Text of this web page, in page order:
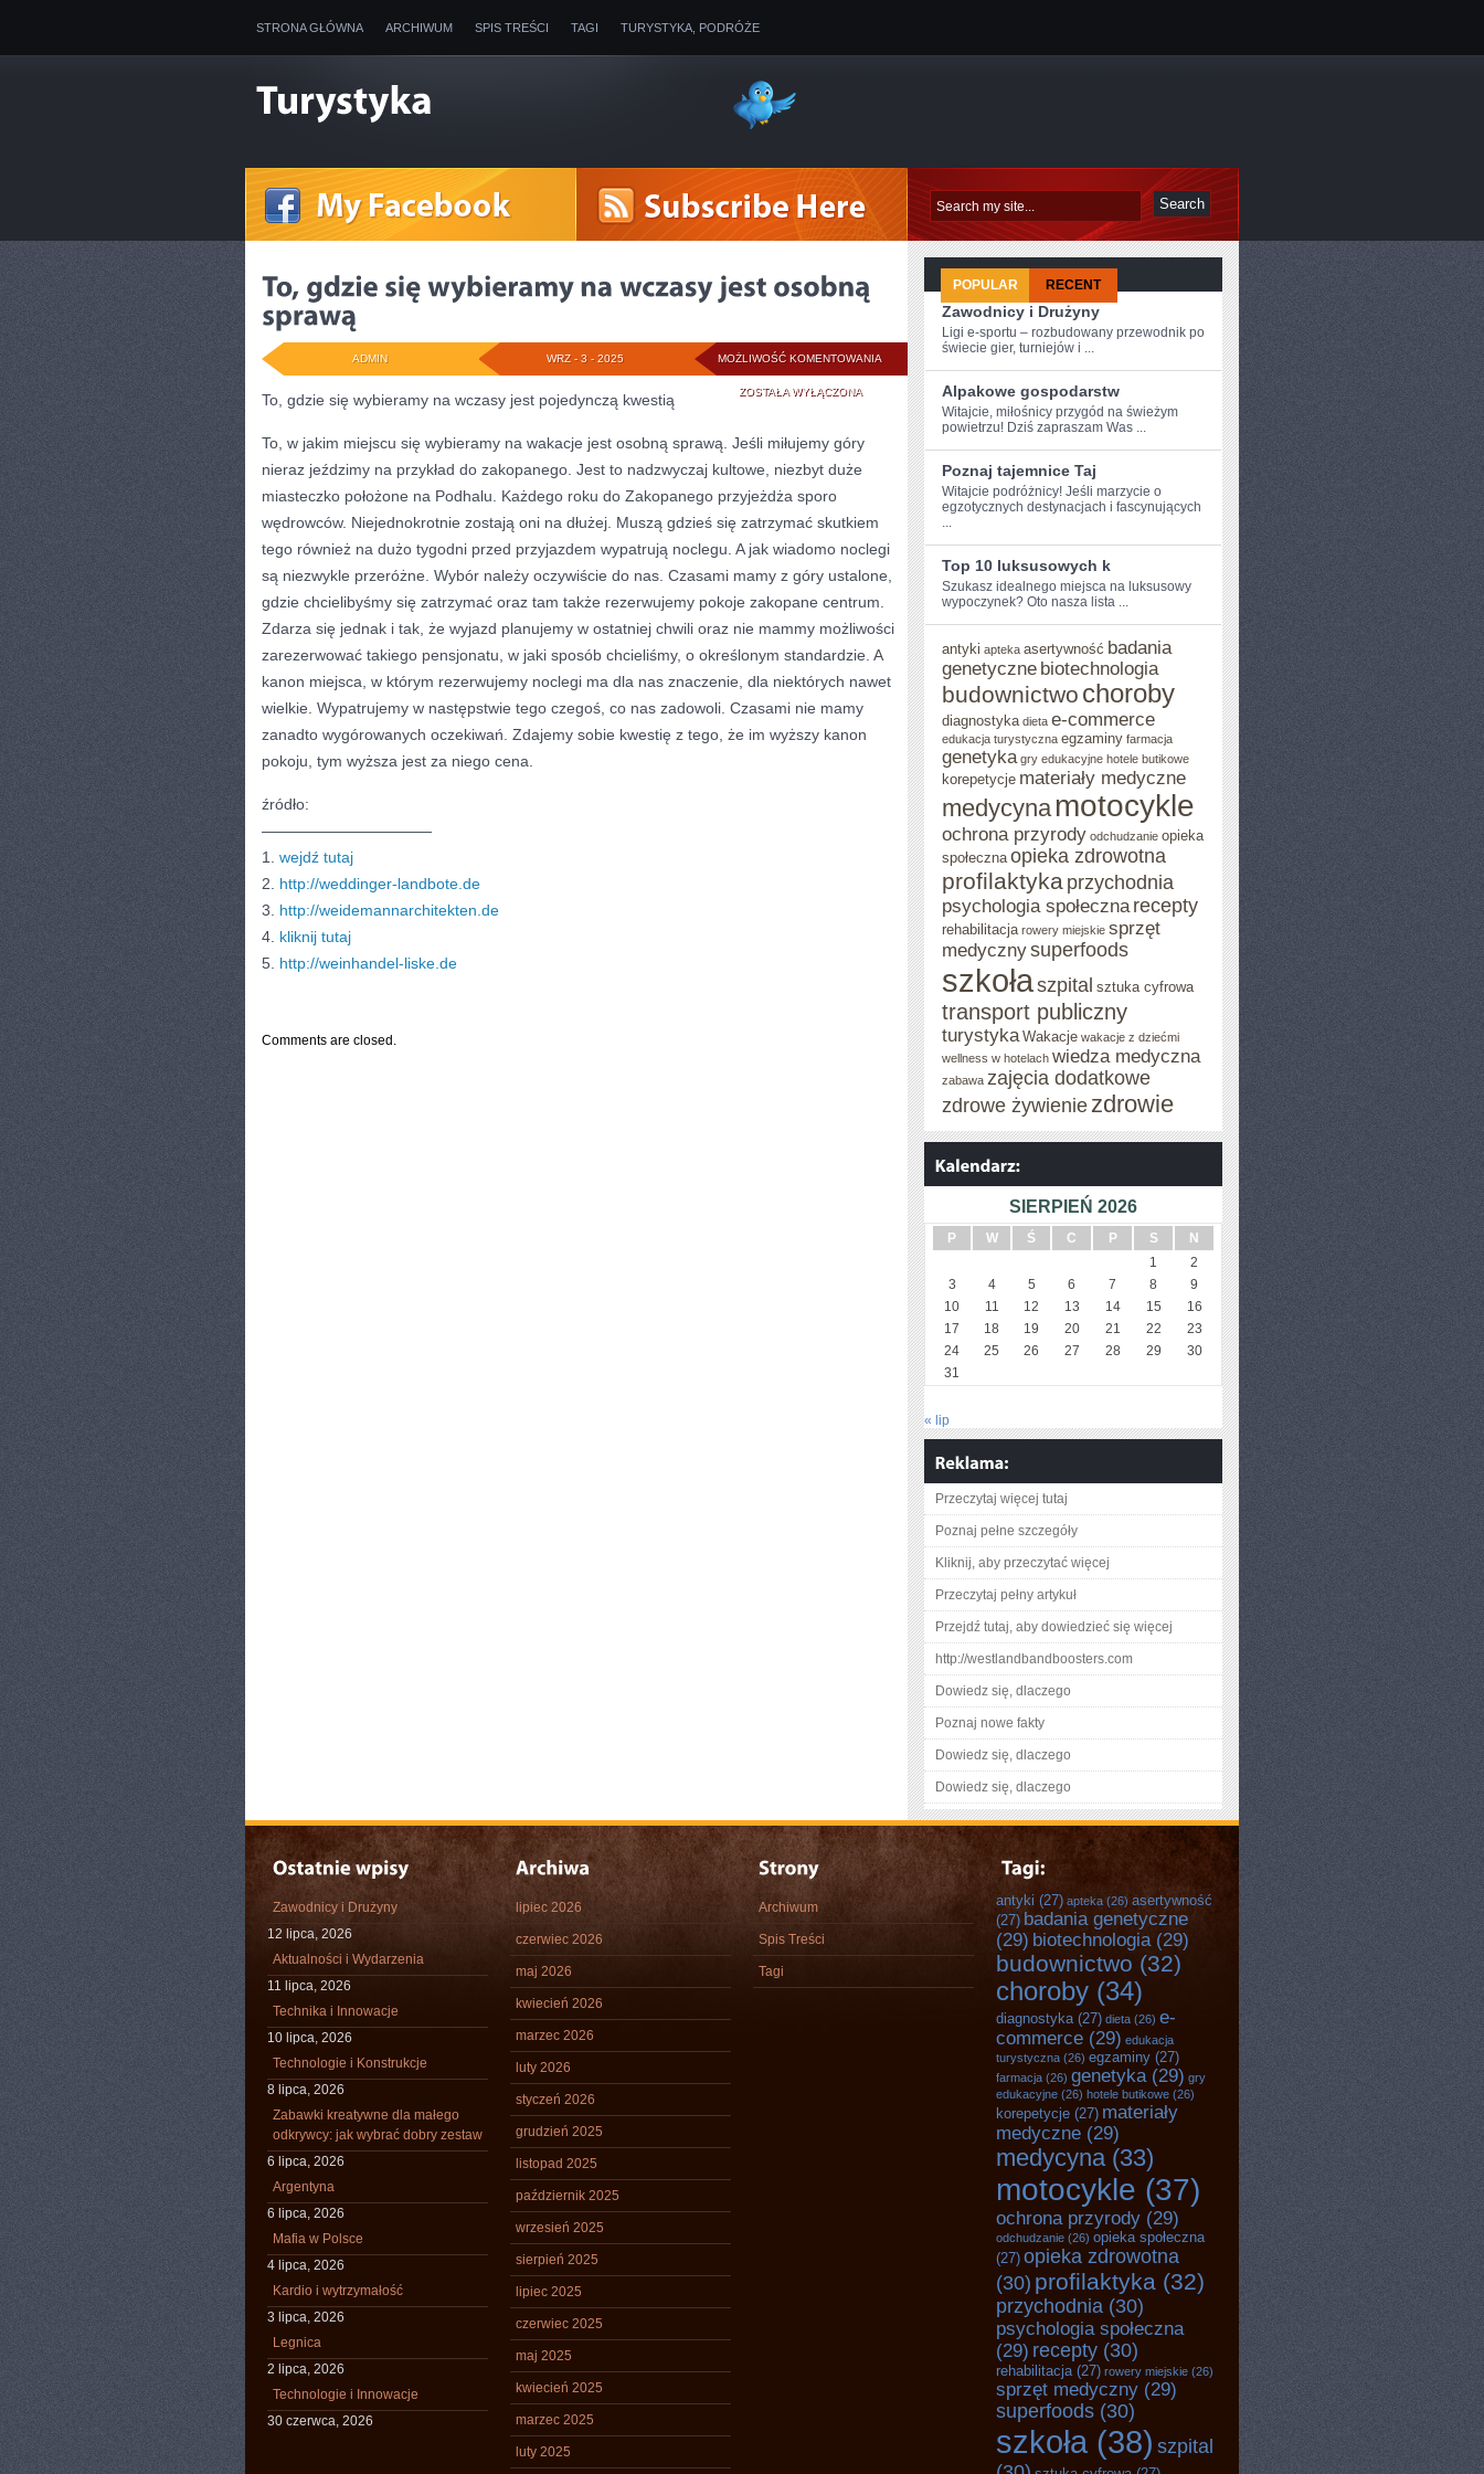
STRONA GŁÓWNA ARCHIWUM SPIS TREŚCI TAGI TURYSTYKA, PODRÓŻE
MOŻLIWOŚĆ KOMENTOWANIA
GDZIE
WYBIERAMY
WCZASY
JEST
OSOBNĄ
SPRAWĄ
ZOSTAŁA WYŁĄCZONA
WRZ - 3 - 2025
ADMIN
To, gdzie się wybieramy na wczasy jest pojedynczą kwestią
To, w jakim miejscu się wybieramy na wakacje jest osobną sprawą. Jeśli miłujemy góry
nieraz jeździmy na przykład do zakopanego. Jest to nadzwyczaj kultowe, niezbyt duże
miasteczko położone na Podhalu. Każdego roku do Zakopanego przyjeżdża sporo
wędrowców. Niejednokrotnie zostają oni na dłużej. Muszą gdzieś się zatrzymać skutkiem
tego również na dużo tygodni przed przyjazdem wypatrują noclegu. A jak wiadomo noclegi
są niezwykle przeróżne. Wybór należy oczywiście do nas. Czasami mamy z góry ustalone,
gdzie chcielibyśmy się zatrzymać oraz tam także rezerwujemy pokoje zakopane centrum.
Zdarza się jednak i tak, że wyjazd planujemy w ostatniej chwili oraz nie mammy możliwości
zarezerwować takiego pensjonatu, w jaki sposób chcieliśmy, o określonym standardzie. A
kanon miejsca, w którym rezerwujemy noclegi ma dla nas znaczenie, dla niektórych nawet
wielkie. Wypatrujemy w następstwie tego czegoś, co nas zadowoli. Czasami nie mamy
zanadto wygórowanych oczekiwań. Zdajemy sobie kwestię z tego, że im wyższy kanon
pokoju, tym wyższa jest za niego cena.
źródło:
———————————
1. wejdź tutaj
2. http://weddinger-landbote.de
3. http://weidemannarchitekten.de
4. kliknij tutaj
5. http://weinhandel-liske.de
Comments are closed.
POPULAR RECENT
Zawodnicy i Drużyny
Ligi e-sportu – rozbudowany przewodnik po
świecie gier, turniejów i ...
Alpakowe gospodarstw
Witajcie, miłośnicy przygód na świeżym
powietrzu! Dziś⁢ zapraszam Was ...
Poznaj tajemnice Taj
Witajcie ⁤podróżnicy! Jeśli marzycie ⁣o
egzotycznych destynacjach i ‍fascynujących
...
Top 10 luksusowych k
Szukasz⁢ idealnego miejsca na luksusowy
wypoczynek? Oto nasza lista ...
antyki apteka asertywność badania
genetyczne biotechnologia
budownictwo choroby
diagnostyka dieta e-commerce
edukacja turystyczna egzaminy farmacja
genetyka gry edukacyjne hotele butikowe
korepetycje materiały medyczne
medycyna motocykle
ochrona przyrody odchudzanie opieka
społeczna opieka zdrowotna
profilaktyka przychodnia
psychologia społeczna recepty
rehabilitacja rowery miejskie sprzęt
medycznysuperfoods
szkołaszpital sztuka cyfrowa
transport publiczny
turystyka Wakacje wakacje z dziećmi
wellness w hotelach wiedza medyczna
zabawa zajęcia dodatkowe
zdrowe żywienie zdrowie
SIERPIEŃ 2026
P W Ś C P S
N
1
2
3
4 5 6 7 8
9
10
11 12 13 14 15
16
17
18 19 20 21 22
23
24
25 26 27 28 29
30
31
« lip
Przeczytaj więcej tutaj
Poznaj pełne szczegóły
Kliknij, aby przeczytać więcej
Przeczytaj pełny artykuł
Przejdź tutaj, aby dowiedzieć się więcej
http://westlandbandboosters.com
Dowiedz się, dlaczego
Poznaj nowe fakty
Dowiedz się, dlaczego
Dowiedz się, dlaczego
Zawodnicy i Drużyny
12 lipca, 2026
Aktualności i Wydarzenia
11 lipca, 2026
Technika i Innowacje
10 lipca, 2026
Technologie i Konstrukcje
8 lipca, 2026
Zabawki kreatywne dla małego
odkrywcy: jak wybrać dobry zestaw
6 lipca, 2026
Argentyna
6 lipca, 2026
Mafia w Polsce
4 lipca, 2026
Kardio i wytrzymałość
3 lipca, 2026
Legnica
2 lipca, 2026
Technologie i Innowacje
30 czerwca, 2026
lipiec 2026
czerwiec 2026
maj 2026
kwiecień 2026
marzec 2026
luty 2026
styczeń 2026
grudzień 2025
listopad 2025
październik 2025
wrzesień 2025
sierpień 2025
lipiec 2025
czerwiec 2025
maj 2025
kwiecień 2025
marzec 2025
luty 2025
Archiwum
Spis Treści
Tagi
antyki (27) apteka (26) asertywność
(27) badania genetyczne
(29) biotechnologia (29)
budownictwo (32)
choroby (34)
diagnostyka(27) dieta (26) e-
commerce (29) edukacja
turystyczna (26) egzaminy (27)
farmacja (26) genetyka (29) gry
edukacyjne (26) hotele butikowe (26)
korepetycje (27) materiały
medyczne (29)
medycyna(33)
motocykle (37)
ochrona przyrody (29)
odchudzanie (26) opieka społeczna
(27) opieka zdrowotna
(30) profilaktyka (32)
przychodnia (30)
psychologia społeczna
(29) recepty (30)
rehabilitacja(27) rowery miejskie (26)
sprzęt medyczny (29)
superfoods (30)
szkoła (38) szpital